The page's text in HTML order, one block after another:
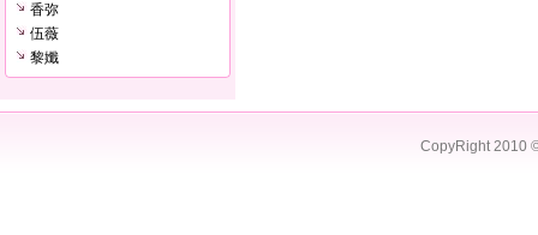
香弥
伍薇
黎孅
CopyRight 2010